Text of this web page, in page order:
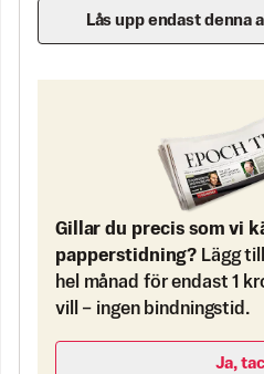
Lås upp endast denna
Gillar du precis som vi
papperstidning? Lägg
hel månad för endast 1
vill – ingen bindningstid.
Ja,